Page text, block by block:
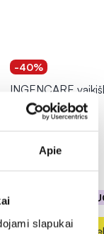
Apie
slapukai
-40%
INGENCARE
TATOO, 10 vnt.
% PAPILDOMA
Į